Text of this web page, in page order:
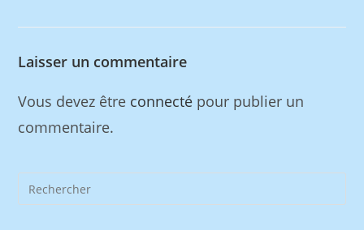
Laisser un commentaire
Vous devez être connecté pour publier un
commentaire.